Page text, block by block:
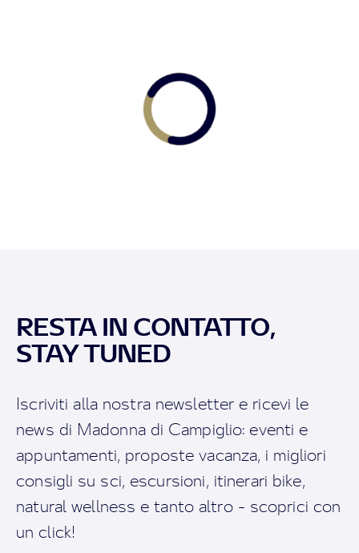
RESTA IN CONTATTO,
STAY TUNED
Iscriviti alla nostra newsletter e ricevi le
news di Madonna di Campiglio: eventi e
appuntamenti, proposte vacanza, i migliori
consigli su sci, escursioni, itinerari bike,
natural wellness e tanto altro - scoprici con
un click!